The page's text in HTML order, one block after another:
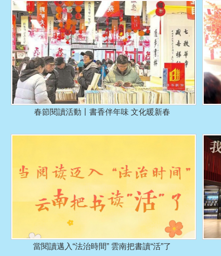
春節閱讀活動丨書香伴年味 文化暖新春
當閱讀邁入“法治時間” 雲南把書讀“活”了